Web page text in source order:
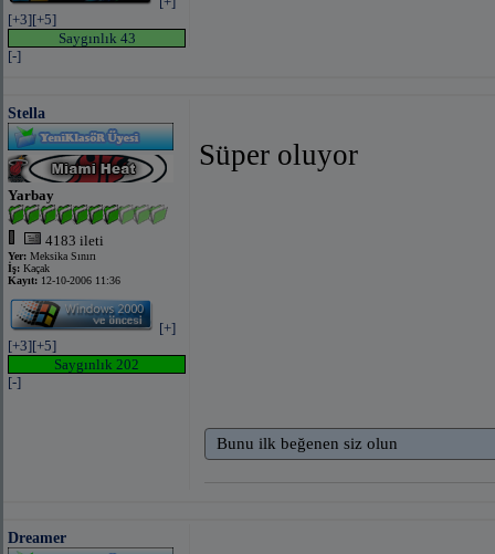
[+3][+5]
Saygınlık 43
[-]
Stella
Yarbay
4183 ileti
Yer: Meksika Sınırı
İş: Kaçak
Kayıt: 12-10-2006 11:36
[+]
[+3][+5]
Saygınlık 202
[-]
Süper oluyor
Bunu ilk beğenen siz olun
Dreamer